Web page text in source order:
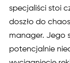
specjaliści stoi
doszło do
manager. Jego
potencjalnie